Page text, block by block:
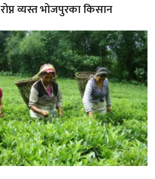
व्यस्त भोजपुरका किसान